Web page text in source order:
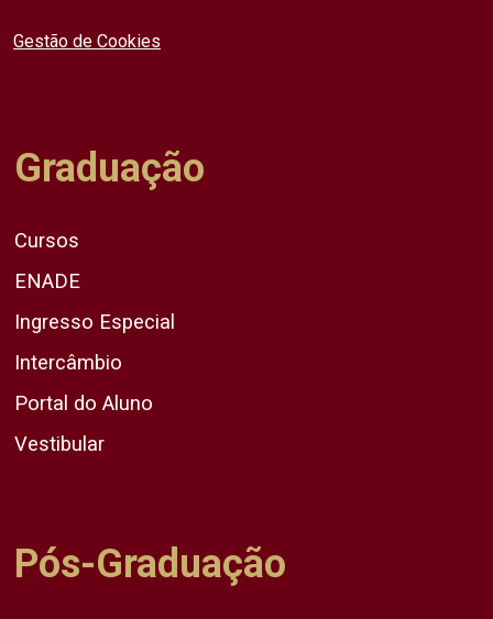
Gestão de Cookies
Graduação
Cursos
ENADE
Ingresso Especial
Intercâmbio
Portal do Aluno
Vestibular
Pós-Graduação